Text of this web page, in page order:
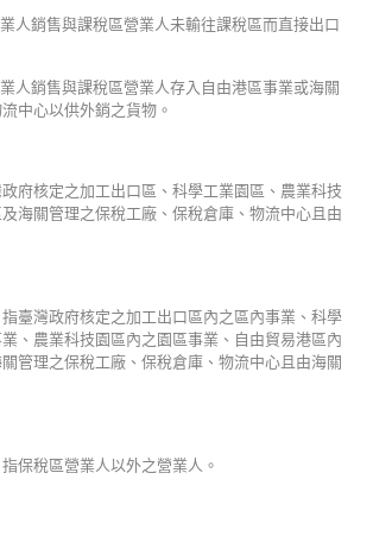
業人銷售與課稅區營業人未輸往課稅區而直接出口
人銷售與課稅區營業人存入自由港區事業或海關
中心以供外銷之貨物。
府核定之加工出口區、科學工業園區、農業科技
海關管理之保稅工廠、保稅倉庫、物流中心且由
臺灣政府核定之加工出口區內之區內事業、科學
、農業科技園區內之園區事業、自由貿易港區內
管理之保稅工廠、保稅倉庫、物流中心且由海關
保稅區營業人以外之營業人。